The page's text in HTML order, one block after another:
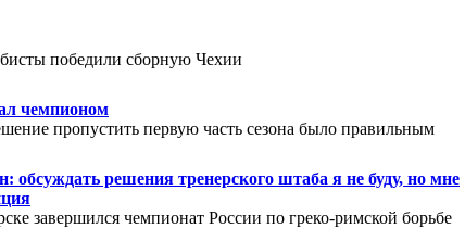
победили сборную Чехии
чемпионом
пропустить первую часть сезона было правильным
обсуждать решения тренерского штаба я не буду, но мне
завершился чемпионат России по греко-римской борьбе